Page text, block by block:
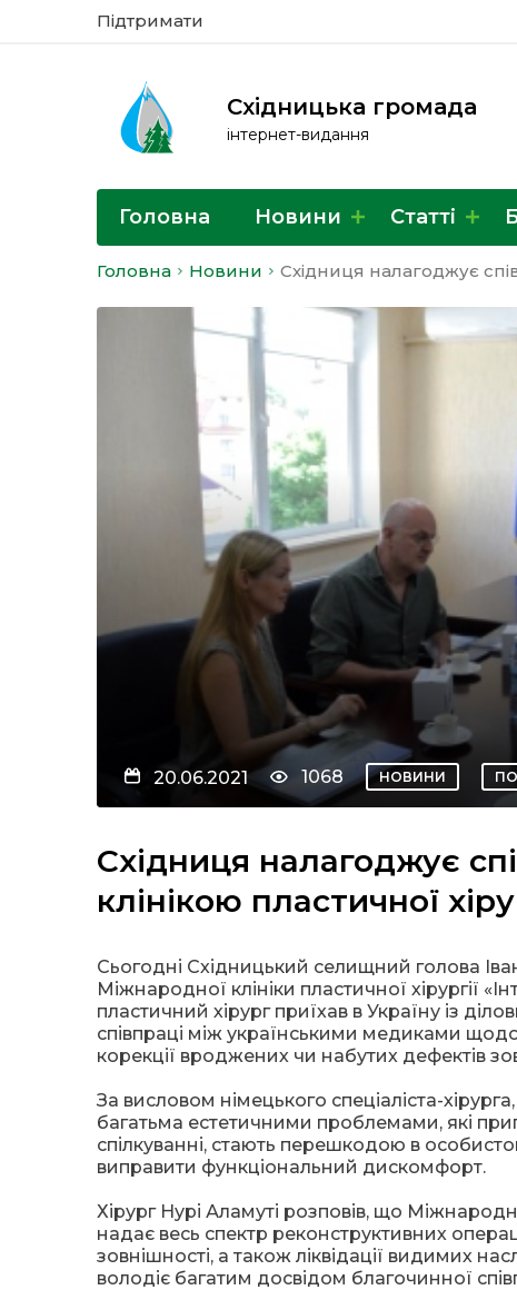
Підтримати
Східницька громада
інтернет-видання
Головна Новини Статті
Головна Новини Східниця налагоджує
20.06.2021 1068 НОВИНИ
Східниця налагоджує
клінікою пластичної
Сьогодні Східницький селищний голова
Міжнародної клініки пластичної хірургії
пластичний хірург приїхав в Україну із
співпраці між українськими медиками
корекції вроджених чи набутих дефектів
За висловом німецького спеціаліста-
багатьма естетичними проблемами, які
спілкуванні, стають перешкодою в
виправити функціональний дискомфорт.
Хірург Нурі Аламуті розповів, що
надає весь спектр реконструктивних
зовнішності, а також ліквідації видимих
володіє багатим досвідом благочинної